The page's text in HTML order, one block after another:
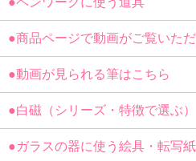
●商品ページで動画がご覧いた
●動画が見られる筆はこちら
●白磁（シリーズ・特徴で選ぶ）
●ガラスの器に使う絵具・転写